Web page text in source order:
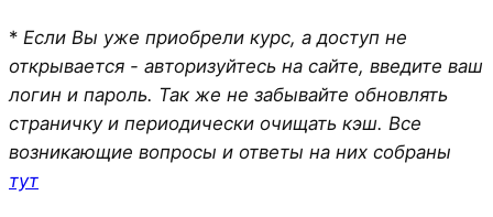
* Если Вы уже приобрели курс, а доступ не
открывается - авторизуйтесь на сайте, введите ваш
логин и пароль. Так же не забывайте обновлять
страничку и периодически очищать кэш. Все
возникающие вопросы и ответы на них собраны
тут